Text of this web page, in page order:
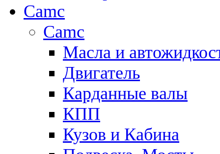
Camc
Camc
Масла и
Двигатель
Карданные валы
КПП
Кузов и Кабина